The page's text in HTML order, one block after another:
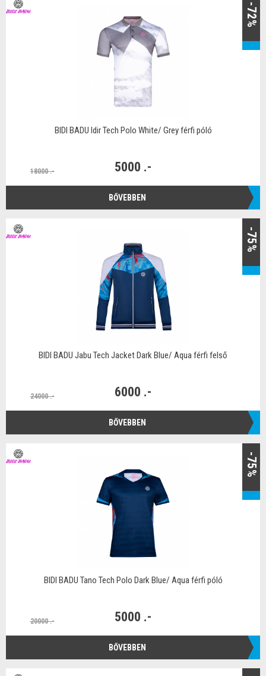
-72%
BIDI BADU Idir Tech Polo White/ Grey férfi póló
18000 .- 5000 .-
BŐVEBBEN
-75%
BIDI BADU Jabu Tech Jacket Dark Blue/ Aqua férfi felső
24000 .- 6000 .-
BŐVEBBEN
-75%
BIDI BADU Tano Tech Polo Dark Blue/ Aqua férfi póló
20000 .- 5000 .-
BŐVEBBEN